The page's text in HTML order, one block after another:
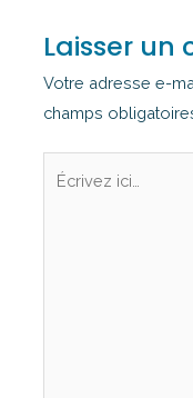
Laisser un
Votre adresse e-
champs